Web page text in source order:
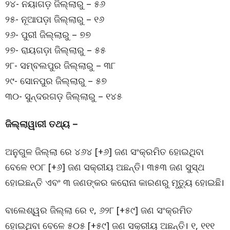
୨୪- ନୟାଗଡ଼ ଜିଲ୍ଲାରୁ – ୫୬
୨୫- ନୂଆପଡ଼ା ଜିଲ୍ଲାରୁ – ୧୬
୨୬- ପୁରୀ ଜିଲ୍ଲାରୁ – ୭୭
୨୭- ରାୟଗଡ଼ା ଜିଲ୍ଲାରୁ – ୫୫
୨୮- ସମ୍ବଲପୁର ଜିଲ୍ଲାରୁ – ୩୮
୨୯- ସୋନପୁର ଜିଲ୍ଲାରୁ – ୫୭
୩୦- ସୁନ୍ଦରଗଡ଼ ଜିଲ୍ଲାରୁ – ୧୪୫
ଜିଲ୍ଲାୱାରୀ ତଥ୍ୟ –
ଅନୁଗୁଳ ଜିଲ୍ଲା ରେ ୪୬୪ [+୬] ଜଣ ସଂକ୍ରମିତ ହୋଇଥିବା
ବେଳେ ୧୦୮ [+୬] ଜଣ ସକ୍ରୀୟ ଅଛନ୍ତି। ୩୫୩ ଜଣ ସୁସ୍ଥ
ହୋଇଛନ୍ତି ଏବଂ ୩ ଜଣଙ୍କର କରୋନା କାରଣରୁ ମୃତ୍ୟୁ ହୋଇଛି।
ବାଲେଶ୍ୱର ଜିଲ୍ଲା ରେ ୧, ୬୨୮ [+୫୯] ଜଣ ସଂକ୍ରମିତ
ହୋଇଥିବା ବେଳେ ୫୦୫ [+୫୯] ଜଣ ସକ୍ରୀୟ ଅଛନ୍ତି। ୧, ୧୧୧